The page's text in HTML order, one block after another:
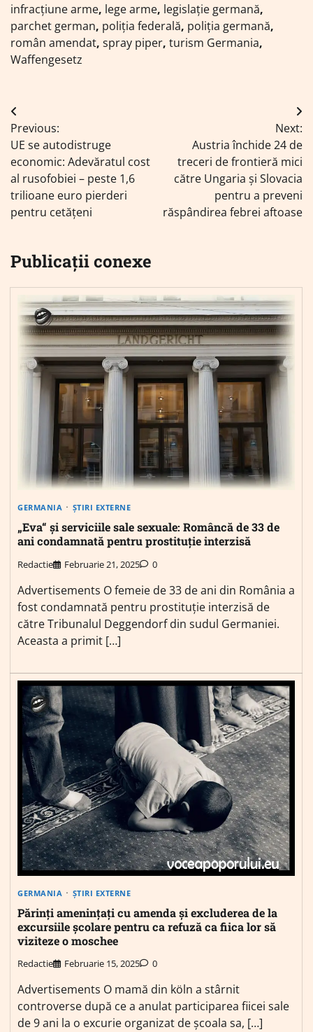
infracțiune arme, lege arme, legislație germană,
parchet german, poliția federală, poliția germană,
român amendat, spray piper, turism Germania,
Waffengesetz
Navigare
în
articole
Previous:
UE se autodistruge
economic: Adevăratul cost
al rusofobiei – peste 1,6
trilioane euro pierderi
pentru cetățeni
Next:
Austria închide 24 de
treceri de frontieră mici
către Ungaria și Slovacia
pentru a preveni
răspândirea febrei aftoase
Publicații conexe
GERMANIA ȘTIRI EXTERNE
„Eva“ și serviciile sale sexuale: Româncă de 33 de
ani condamnată pentru prostituție interzisă
Redactie Februarie 21, 2025 0
Advertisements O femeie de 33 de ani din România a
fost condamnată pentru prostituție interzisă de
către Tribunalul Deggendorf din sudul Germaniei.
Aceasta a primit […]
GERMANIA ȘTIRI EXTERNE
Părinți amenințați cu amenda și excluderea de la
excursiile școlare pentru ca refuză ca fiica lor să
viziteze o moschee
Redactie Februarie 15, 2025 0
Advertisements O mamă din köln a stârnit
controverse după ce a anulat participarea fiicei sale
de 9 ani la o excurie organizat de școala sa, […]